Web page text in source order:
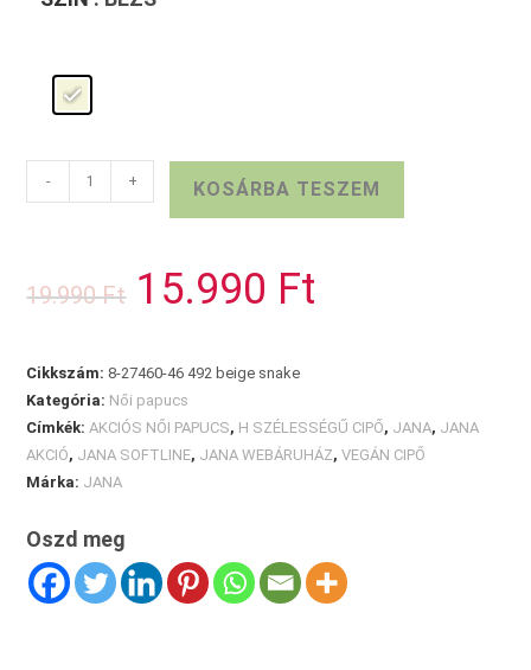
papucs
mennyiség
- + KOSÁRBA TESZEM
19.990Ft
Original
price
was:
15.990 Ft
Cikkszám: 8-27460-46 492 beige snake
Kategória: Női papucs
Címkék:AKCIÓS NŐI PAPUCS, H SZÉLESSÉGŰ CIPŐ, JANA, JANA
AKCIÓ, JANA SOFTLINE, JANA WEBÁRUHÁZ,VEGÁN CIPŐ
Márka: JANA
Oszd meg